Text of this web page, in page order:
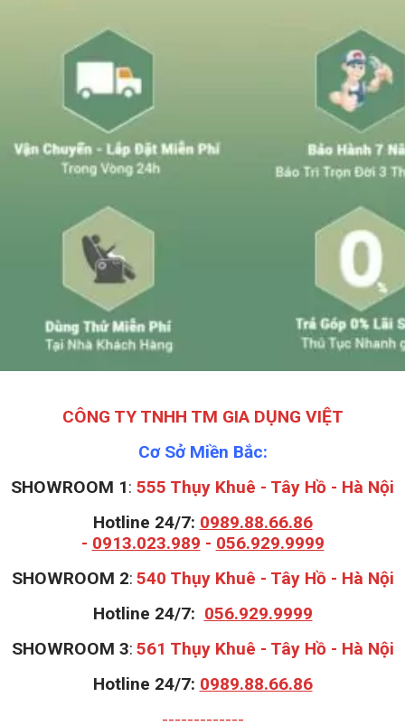
CÔNG TY TNHH TM GIA DỤNG VIỆT
Cơ Sở Miền Bắc:
SHOWROOM 1: 555 Thụy Khuê - Tây Hồ - Hà Nội
Hotline 24/7: 0989.88.66.86
- 0913.023.989 - 056.929.9999
SHOWROOM 2: 540 Thụy Khuê - Tây Hồ - Hà Nội
Hotline 24/7: 056.929.9999
SHOWROOM 3: 561 Thụy Khuê - Tây Hồ - Hà Nội
Hotline 24/7: 0989.88.66.86
-------------